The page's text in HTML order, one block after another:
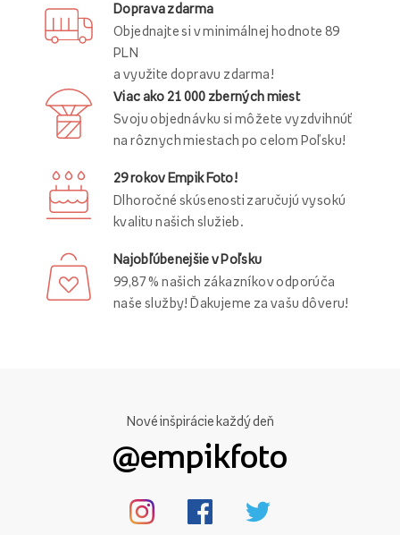
Doprava zdarma
Objednajte si v minimálnej hodnote 89
PLN
a využite dopravu zdarma!
Viac ako 21 000 zberných miest
Svoju objednávku si môžete vyzdvihnúť
na rôznych miestach po celom Poľsku!
29 rokov Empik Foto!
Dlhoročné skúsenosti zaručujú vysokú
kvalitu našich služieb.
Najobľúbenejšie v Poľsku
99,87 % našich zákazníkov odporúča
naše služby! Ďakujeme za vašu dôveru!
Nové inšpirácie každý deň
@empikfoto